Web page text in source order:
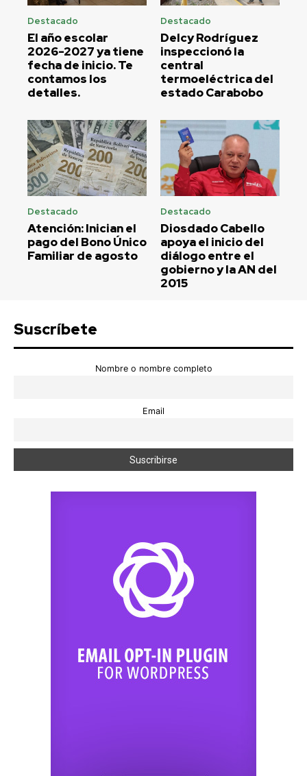
Destacado
El año escolar
2026-2027 ya tiene
fecha de inicio. Te
contamos los
detalles.
Destacado
Delcy Rodríguez
inspeccionó la
central
termoeléctrica del
estado Carabobo
Destacado
Atención: Inician el
pago del Bono Único
Familiar de agosto
Destacado
Diosdado Cabello
apoya el inicio del
diálogo entre el
gobierno y la AN del
2015
Suscríbete
Nombre o nombre completo
Email